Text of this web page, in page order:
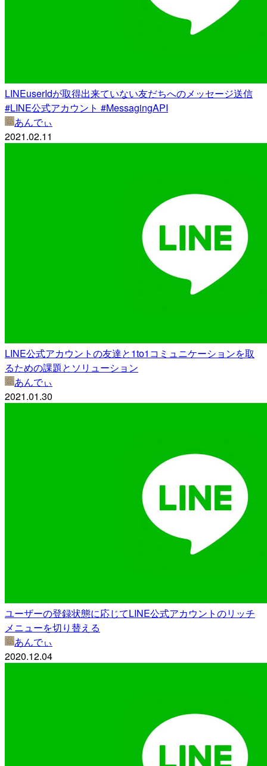
LINEuserIdが取得出来ていない友だちへのメッセージ送信
#LINE公式アカウント #MessagingAPI
あんでぃ
2021.02.11
LINE公式アカウントの友達と1to1コミュニケーションを取
るための課題とソリューション
あんでぃ
2021.01.30
ユーザーの登録状態に応じてLINE公式アカウントのリッチ
メニューを切り替える
あんでぃ
2020.12.04